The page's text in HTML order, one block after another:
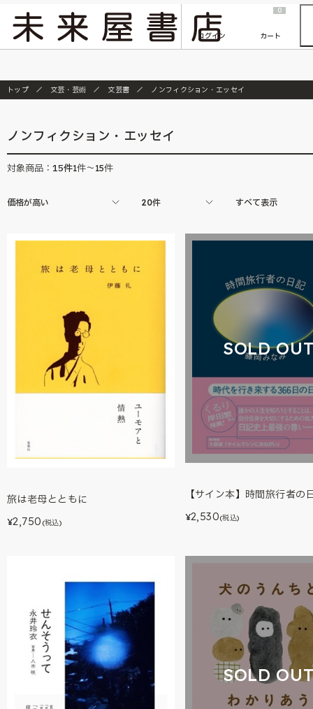
『ONE PIECE magazine 021 ONE PIECEカード付き同梱版』発売延期のご案内
ログイン
0
カート
トップ 文芸・芸術 文芸書 ノンフィクション・エッセイ
ノンフィクション・エッセイ
対象商品： 15件1件～15件
価格が高い 20件 すべて表示
旅は老母とともに
¥2,750 (税込)
SOLD
【サイン本】時間旅行者の
¥2,530(税込)
SOLD